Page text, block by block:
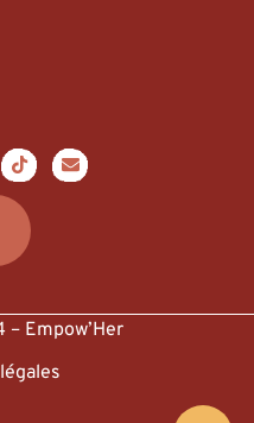
Empow’Her